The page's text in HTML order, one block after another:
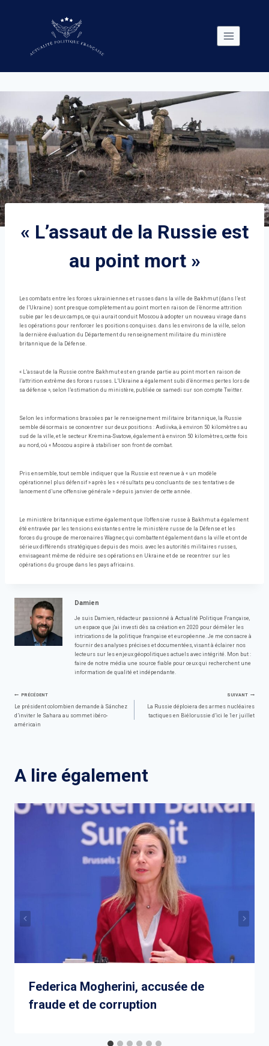
« L’assaut de la Russie est
au point mort »
Les combats entre les forces ukrainiennes et russes dans la ville de Bakhmut (dans l’est
de l’Ukraine) sont presque complètement au point mort en raison de l’énorme attrition
subie par les deux camps, ce qui aurait conduit Moscou à adopter un nouveau virage dans
les opérations pour renforcer les positions conquises. dans les environs de la ville, selon
la dernière évaluation du Département du renseignement militaire du ministère
britannique de la Défense.
« L’assaut de la Russie contre Bakhmut est en grande partie au point mort en raison de
l’attrition extrême des forces russes. L’Ukraine a également subi d’énormes pertes lors de
sa défense », selon l’estimation du ministère, publiée ce samedi sur son compte Twitter.
Selon les informations brassées par le renseignement militaire britannique, la Russie
semble désormais se concentrer sur deux positions : Avdiivka, à environ 50 kilomètres au
sud de la ville, et le secteur Kremina-Svatove, également à environ 50 kilomètres, cette fois
au nord, où « Moscou aspire à stabiliser son front de combat.
Pris ensemble, tout semble indiquer que la Russie est revenue à « un modèle
opérationnel plus défensif » après les « résultats peu concluants de ses tentatives de
lancement d’une offensive générale » depuis janvier de cette année.
Le ministère britannique estime également que l’offensive russe à Bakhmut a également
été entravée par les tensions existantes entre le ministère russe de la Défense et les
forces du groupe de mercenaires Wagner, qui combattent également dans la ville et ont de
sérieux différends stratégiques depuis des mois. avec les autorités militaires russes,
envisageant même de réduire ses opérations en Ukraine et de se recentrer sur les
opérations du groupe dans les pays africains.
Damien
Je suis Damien, rédacteur passionné à Actualité Politique Française,
un espace que j'ai investi dès sa création en 2020 pour démêler les
intrications de la politique française et européenne. Je me consacre à
fournir des analyses précises et documentées, visant à éclairer nos
lecteurs sur les enjeux géopolitiques actuels avec intégrité. Mon but :
faire de notre média une source fiable pour ceux qui recherchent une
information de qualité et indépendante.
Navigation
de
PRÉCÉDENT
Le président colombien demande à Sánchez
d’inviter le Sahara au sommet ibéro-
américain
SUIVANT
La Russie déploiera des armes nucléaires
tactiques en Biélorussie d’ici le 1er juillet
A lire également
Federica Mogherini, accusée de
fraude et de corruption